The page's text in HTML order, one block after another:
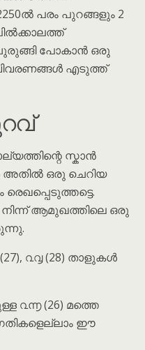
പരം പുറങ്ങളും 2
ചുരുങ്ങി പോകാൻ ഒരു
എടുത്ത്
സ്കാൻ
അതിൽ ഒരു ചെറിയ
നിന്ന് ആമുഖത്തിലെ ഒരു
൨൮ (28) താളുകൾ
൨൬ (26) മത്തെ
ഈ